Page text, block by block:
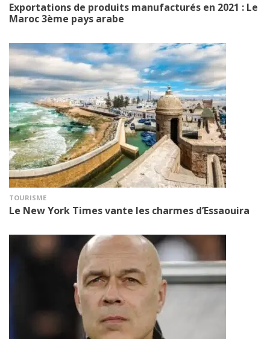
Exportations de produits manufacturés en 2021 : Le
Maroc 3ème pays arabe
TOURISME
Le New York Times vante les charmes d’Essaouira